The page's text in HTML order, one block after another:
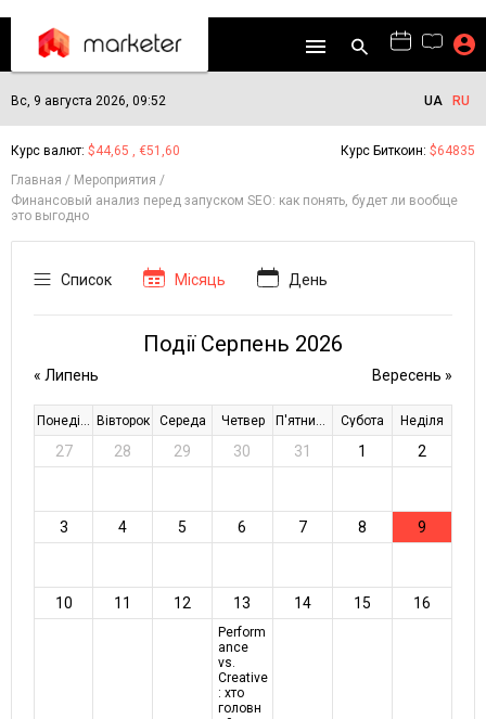
Вс, 9 августа 2026, 09:52 UA RU
Курс валют: $44,65 , €51,60 Курс Биткоин: $64835
Главная
Мероприятия
Финансовый анализ перед запуском SEO: как понять, будет ли вообще
это выгодно